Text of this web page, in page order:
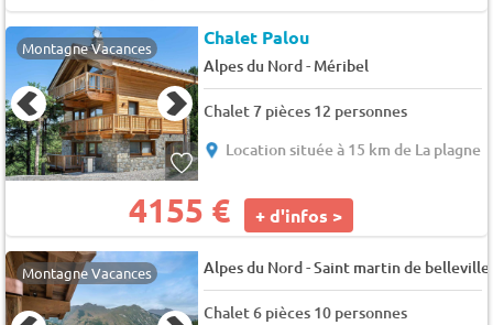
Montagne Vacances Chalet Palou
Alpes du Nord- Méribel
Chalet 7 pièces 12 personnes
Location située à 15 km de La plagne
4155 € + d'infos >
Montagne Vacances Alpes du Nord-Saint martin de belleville
Chalet 6 pièces 10 personnes